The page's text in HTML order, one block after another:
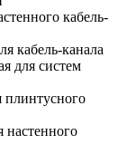
кабель-
кабель-канала
для систем
плинтусного
настенного